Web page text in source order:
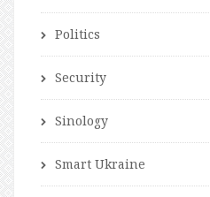
Politics
Security
Sinology
Smart Ukraine